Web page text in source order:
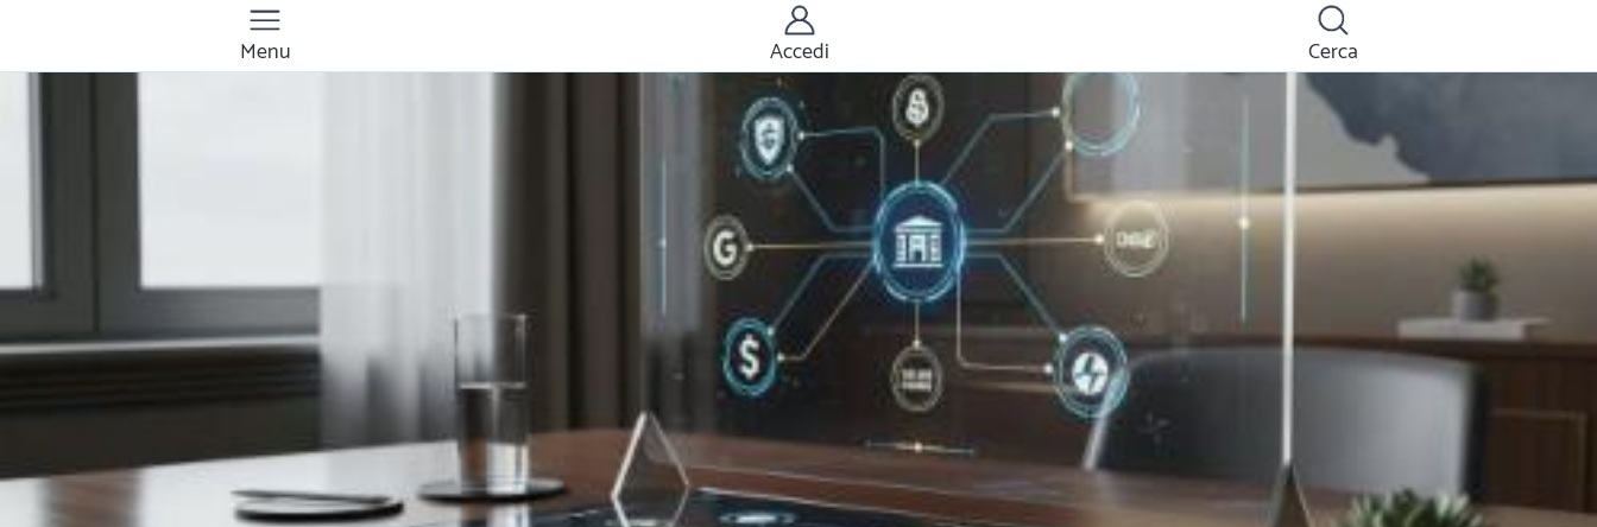
gestione dei social
media a Napoli?
Prezzi e tariffe 2026
Il costo medio per la gestione dei social media
50€ a 1000€
Vuoi sapere il prezzo preciso per la gestione dei
social media? Ottieni preventivi gratuiti.
Menu Accedi Cerca